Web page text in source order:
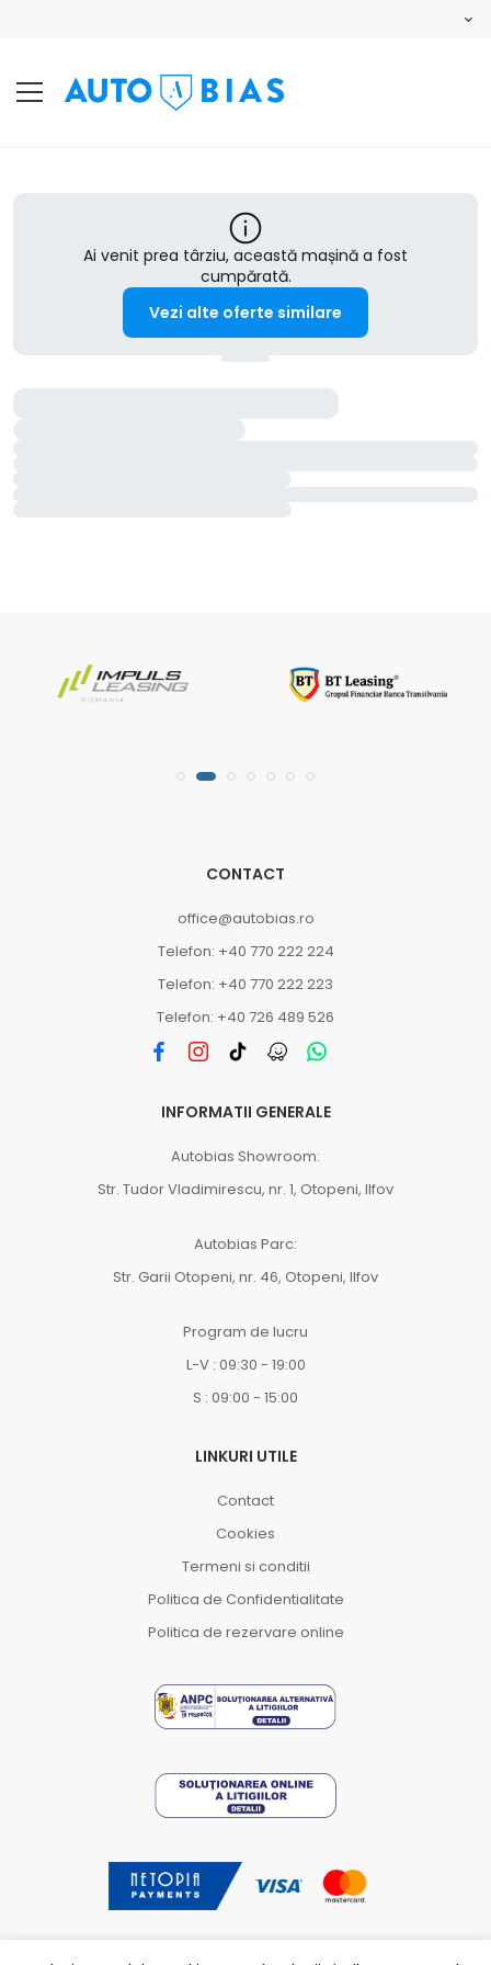
Ai venit prea târziu, această mașină a fost
cumpărată.
Vezi alte oferte similare
CONTACT
office@autobias.ro
Telefon: +40 770 222 224
Telefon: +40 770 222 223
Telefon: +40 726 489 526
INFORMATII GENERALE
Autobias Showroom:
Str. Tudor Vladimirescu, nr. 1, Otopeni, Ilfov
Autobias Parc:
Str. Garii Otopeni, nr. 46, Otopeni, Ilfov
Program de lucru
L-V : 09:30 - 19:00
S : 09:00 - 15:00
LINKURI UTILE
Contact
Cookies
Termeni si conditii
Politica de Confidentialitate
Politica de rezervare online